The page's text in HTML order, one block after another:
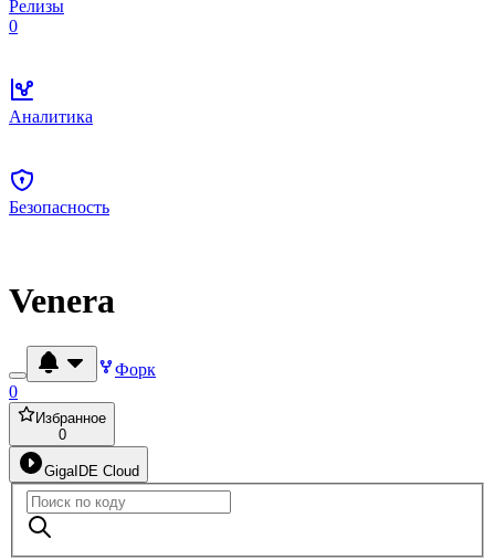
Релизы
0
Аналитика
Безопасность
Venera
Форк
0
Избранное
0
GigaIDE Cloud